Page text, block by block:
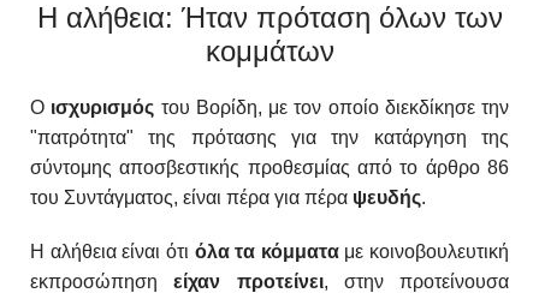
Η αλήθεια: Ήταν πρόταση όλων των
κομμάτων
Ο ισχυρισμός του Βορίδη, με τον οποίο διεκδίκησε την
"πατρότητα" της πρότασης για την κατάργηση της
σύντομης αποσβεστικής προθεσμίας από το άρθρο 86
του Συντάγματος, είναι πέρα για πέρα ψευδής.
Η αλήθεια είναι ότι όλα τα κόμματαμε κοινοβουλευτική
εκπροσώπησηείχαν προτείνει, στην προτείνουσα